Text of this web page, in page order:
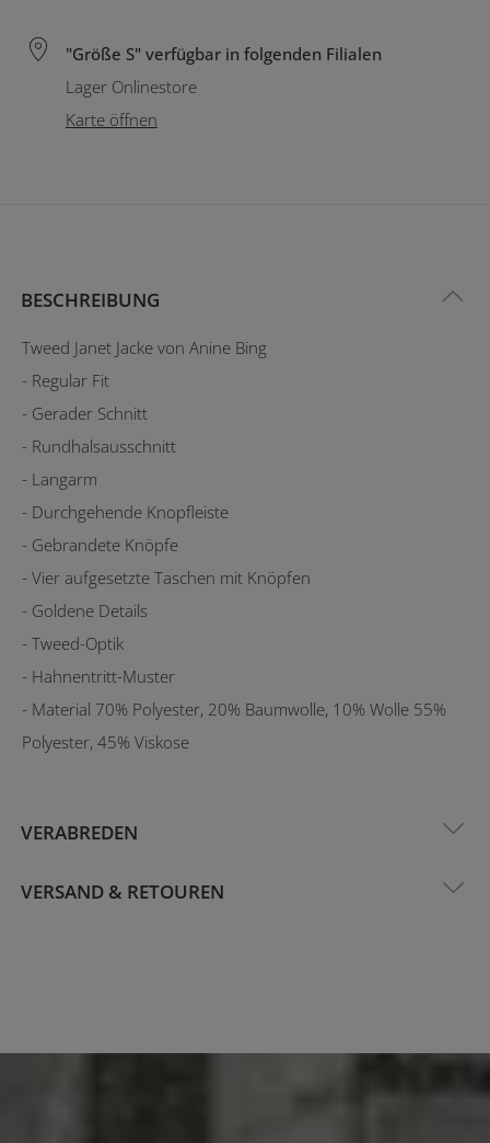
"Größe S" verfügbar in folgenden Filialen
Lager Onlinestore
Karte öffnen
BESCHREIBUNG
Tweed Janet Jacke von Anine Bing
- Regular Fit
- Gerader Schnitt
- Rundhalsausschnitt
- Langarm
- Durchgehende Knopfleiste
- Gebrandete Knöpfe
- Vier aufgesetzte Taschen mit Knöpfen
- Goldene Details
- Tweed-Optik
- Hahnentritt-Muster
- Material 70% Polyester, 20% Baumwolle, 10% Wolle 55%
Polyester, 45% Viskose
VERABREDEN
VERSAND & RETOUREN